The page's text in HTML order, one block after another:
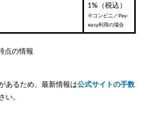
1%（税込）
※コンビニ／Pay-
easy利用の場合
点の情報
あるため、最新情報は公式サイトの手数
い。